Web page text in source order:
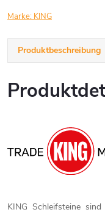
Marke: KING
Produktbeschreibung
KING Schleifsteine